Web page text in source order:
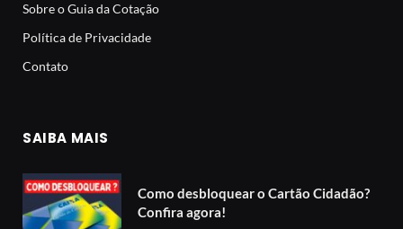
Sobre o Guia da Cotação
Política de Privacidade
Contato
SAIBA MAIS
Como desbloquear o Cartão Cidadão?
Confira agora!